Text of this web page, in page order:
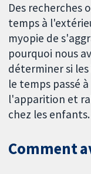
Des recherches
temps à
myopie de
pourquoi nous
déterminer si
le temps passé
l'apparition et
chez les enfants.
Comment